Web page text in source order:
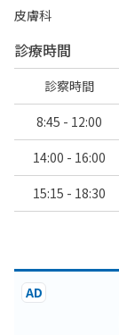
皮膚科
診療時間
診察時間
8:45 - 12:00
14:00 - 16:00
15:15 - 18:30
AD